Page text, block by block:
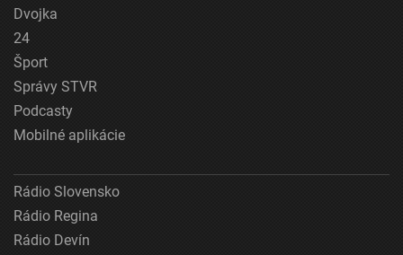
Dvojka
24
Šport
Správy STVR
Podcasty
Mobilné aplikácie
Rádio Slovensko
Rádio Regina
Rádio Devín